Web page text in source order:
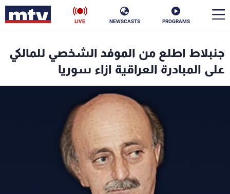
PROGRAMS
NEWSCASTS
LIVE
جنبلاط اطلع من الموفد الشخصي للمالكي
على المبادرة العراقية ازاء سوريا
الأخبار
ناس
رياضة